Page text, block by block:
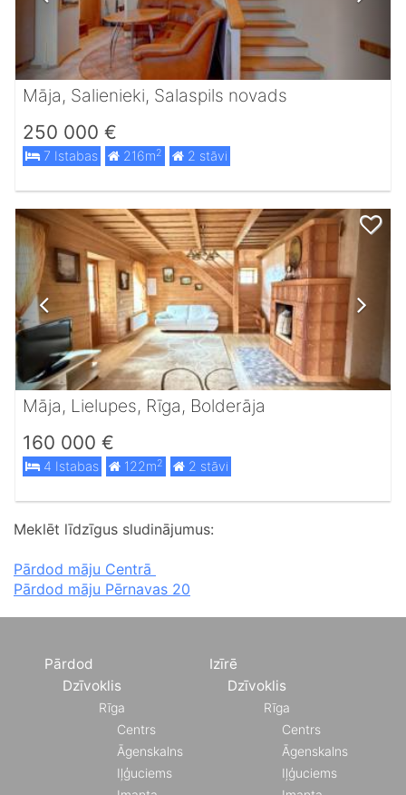
Māja, Salienieki, Salaspils novads
250 000 €
7 Istabas 216m2 2 stāvi
Māja, Lielupes, Rīga, Bolderāja
160 000 €
4 Istabas 122m2 2 stāvi
Meklēt līdzīgus sludinājumus:
Pārdod māju Centrā
Pārdod māju Pērnavas 20
Pārdod
Dzīvoklis
Rīga
Centrs
Āgenskalns
Iļģuciems
Izīrē
Dzīvoklis
Rīga
Centrs
Āgenskalns
Iļģuciems